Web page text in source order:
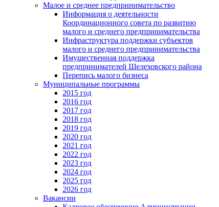
Малое и среднее предпринимательство
Информация о деятельности
Координационного совета по развитию
малого и среднего предпринимательства
Инфраструктура поддержки субъектов
малого и среднего предпринимательства
Имущественная поддержка
предпринимателей Шелеховского района
Перепись малого бизнеса
Муниципальные программы
2015 год
2016 год
2017 год
2018 год
2019 год
2020 год
2021 год
2022 год
2023 год
2024 год
2025 год
2026 год
Вакансии